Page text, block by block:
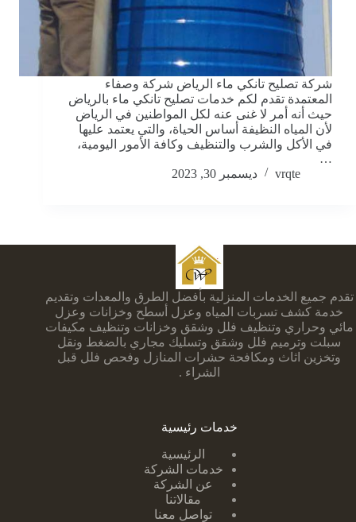
شركة تصليح تانكي ماء الرياض شركة وصفاء
المعتمدة تقدم لكم خدمات تصليح تانكي ماء بالرياض
حيث أنه أمر لا غنى عنه لكل المواطنين في الرياض
لأن المياه النظيفة أساس الحياة، والتي يعتمد عليها
في الأكل والشرب والتنظيف وكافة الأمور اليومية،
…
vrqte
ديسمبر 30, 2023
تقدم جميع الخدمات المنزلية بأفضل الطرق والمعدات وتقديم
خدمة كشف تسربات المياه وعزل أسطح وخزانات وعزل
مائي وحراري وتنظيف فلل وشقق وخزانات وتنظيف مكيفات
سبلت وترميم فلل وشقق وتسليك مجاري بالضغط ونقل
وتخزين اثاث ومكافحة حشرات المنازل وفحص فلل قبل
الشراء .
خدمات رئيسية
الرئيسية
خدمات الشركة
عن الشركة
مقالاتنا
تواصل معنا